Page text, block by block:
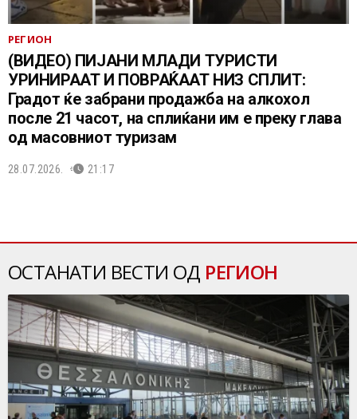
РЕГИОН
(ВИДЕО) ПИЈАНИ МЛАДИ ТУРИСТИ
УРИНИРААТ И ПОВРАЌААТ НИЗ СПЛИТ:
Градот ќе забрани продажба на алкохол
после 21 часот, на сплиќани им е преку глава
од масовниот туризам
28.07.2026. 21:17
ОСТАНАТИ ВЕСТИ ОД РЕГИОН